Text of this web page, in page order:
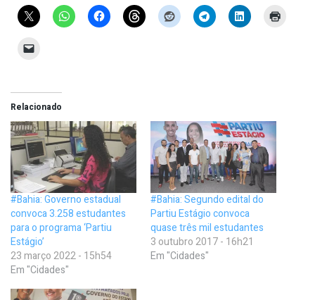
Relacionado
#Bahia: Governo estadual
convoca 3.258 estudantes
para o programa ‘Partiu
Estágio’
23 março 2022 - 15h54
Em "Cidades"
#Bahia: Segundo edital do
Partiu Estágio convoca
quase três mil estudantes
3 outubro 2017 - 16h21
Em "Cidades"